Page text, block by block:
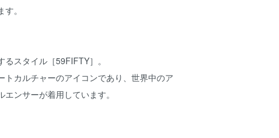
。
るスタイル［59FIFTY］。
トカルチャーのアイコンであり、世界中のア
ンサーが着用しています。